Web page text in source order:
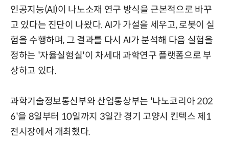
인공지능(AI)이 나노소재 연구 방식을 근본적으로 바꾸
고 있다는 진단이 나왔다. AI가 가설을 세우고, 로봇이 실
험을 수행하며, 그 결과를 다시 AI가 분석해 다음 실험을
정하는 '자율실험실'이 차세대 과학연구 플랫폼으로 부
상하고 있다.
과학기술정보통신부와 산업통상부는 '나노코리아 202
6'을 8일부터 10일까지 3일간 경기 고양시 킨텍스 제1
전시장에서 개최했다.